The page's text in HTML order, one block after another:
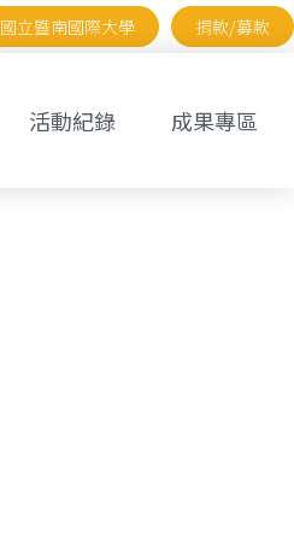
國立暨南國際大學 捐款/募款
活動紀錄 成果專區